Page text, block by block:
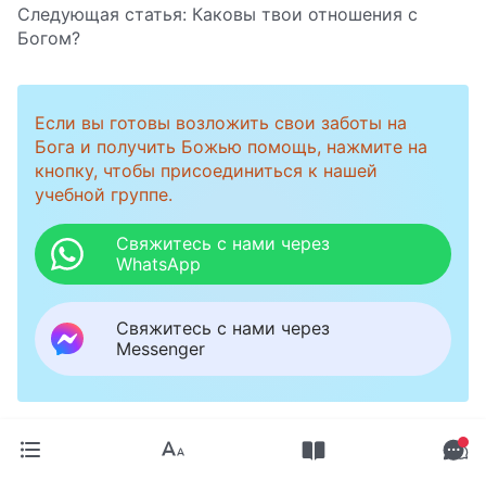
Следующая статья: Каковы твои отношения с
Богом?
Если вы готовы возложить свои заботы на
Бога и получить Божью помощь, нажмите на
кнопку, чтобы присоединиться к нашей
учебной группе.
Свяжитесь с нами через
WhatsApp
Свяжитесь с нами через
Messenger